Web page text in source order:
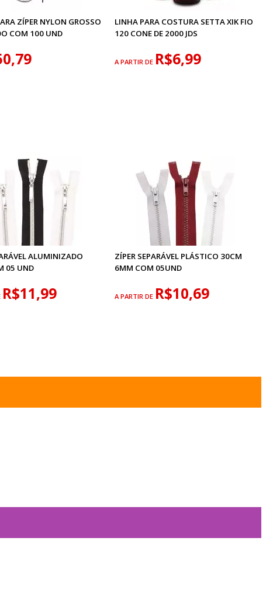
ZÍPER NYLON GROSSO
COM 100 UND
LINHA PARA COSTURA SETTA XIK FIO
120 CONE DE 2000 JDS
A PARTIR DE R$6,99
ALUMINIZADO
05 UND
R$11,99
ZÍPER SEPARÁVEL PLÁSTICO 30CM
6MM COM 05UND
A PARTIR DE R$10,69